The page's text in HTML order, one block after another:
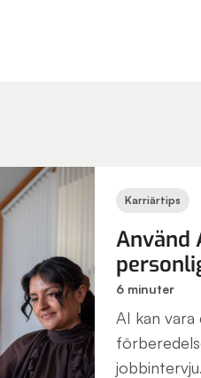
Karriärtips
Använd
6 minuter
AI kan vara